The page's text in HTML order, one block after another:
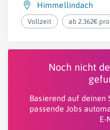
Himmellindach
Vollzeit ab 2.362€
Noch nicht
Basierend auf deinen
passende Jobs
E-